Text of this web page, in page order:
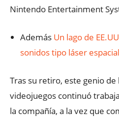
Nintendo Entertainment
Además Un lago de
sonidos tipo láser espacial
Tras su retiro, este genio
videojuegos continuó
la compañía, a la vez que